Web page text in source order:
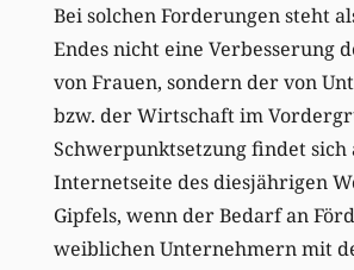
Bei solchen Forderungen steht
Endes nicht eine Verbesserung
von Frauen, sondern der von
bzw. der Wirtschaft im
Schwerpunktsetzung findet sich
Internetseite des diesjährigen
Gipfels, wenn der Bedarf an
weiblichen Unternehmern mit